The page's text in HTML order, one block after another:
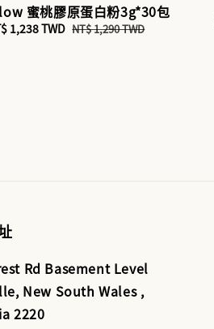
蜜桃膠原蛋白粉3g*30包
1,238 TWD Regular
NT$ 1,290 TWD
Rd Basement Level
New South Wales ,
2220